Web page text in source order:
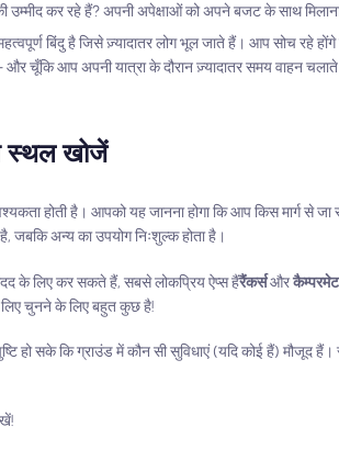
कर रहे हैं? अपनी अपेक्षाओं को अपने बजट के साथ
बिंदु है जिसे ज़्यादातर लोग भूल जाते हैं। आप सोच रहे होंगे
और चूँकि आप अपनी यात्रा के दौरान ज़्यादातर समय वाहन
स्थल खोजें
होती है। आपको यह जानना होगा कि आप किस मार्ग से
जबकि अन्य का उपयोग निःशुल्क होता है।
के लिए कर सकते हैं, सबसे लोकप्रिय ऐप्स हैंरैंकर्सऔरकैम्परमेट
चुनने के लिए बहुत कुछ है!
हो सके कि ग्राउंड में कौन सी सुविधाएं (यदि कोई हैं) मौजूद